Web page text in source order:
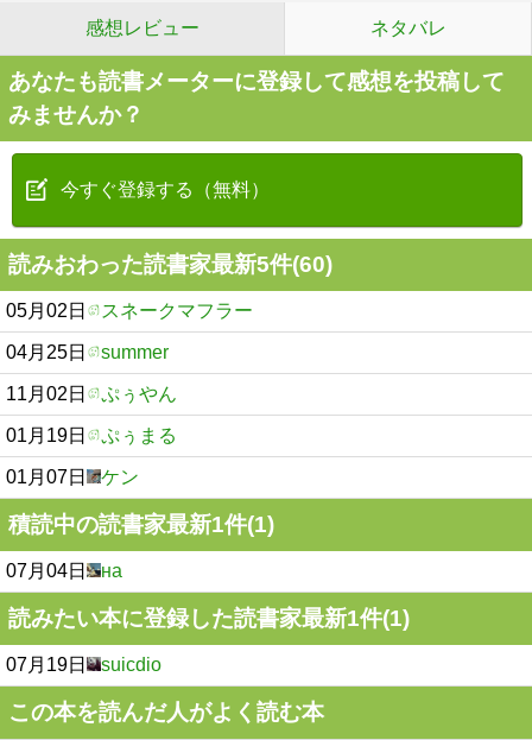
感想レビュー ネタバレ
あなたも読書メーターに登録して感想を投稿して
みませんか？
今すぐ登録する（無料）
読みおわった読書家最新5件(60)
05月02日 スネークマフラー
04月25日 summer
11月02日 ぷぅやん
01月19日 ぷぅまる
01月07日 ケン
積読中の読書家最新1件(1)
07月04日 на
読みたい本に登録した読書家最新1件(1)
07月19日 suicdio
この本を読んだ人がよく読む本